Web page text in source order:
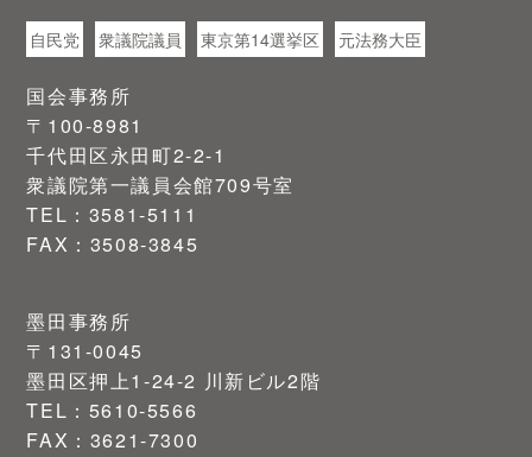
自民党 衆議院議員 東京第14選挙区 元法務大臣
国会事務所
〒100-8981
千代田区永田町2-2-1
衆議院第一議員会館709号室
TEL：3581-5111
FAX：3508-3845
墨田事務所
〒131-0045
墨田区押上1-24-2 川新ビル2階
TEL：5610-5566
FAX：3621-7300